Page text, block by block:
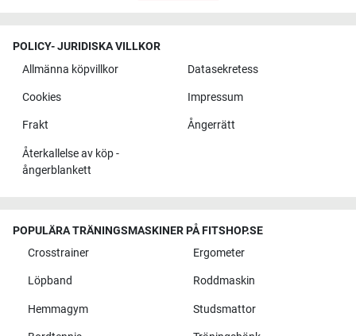
POLICY- JURIDISKA VILLKOR
Allmänna köpvillkor
Datasekretess
Cookies Impressum
Frakt Ångerrätt
Återkallelse av köp -
ångerblankett
POPULÄRA TRÄNINGSMASKINER PÅ FITSHOP.SE
Crosstrainer
Ergometer
Löpband Roddmaskin
Hemmagym Studsmattor